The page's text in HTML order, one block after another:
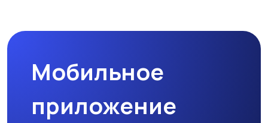
Изготовление на
Продукты питания и
Мобильное
приложение